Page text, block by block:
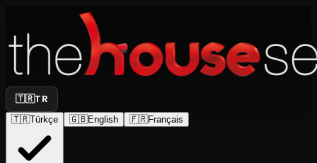
🇹🇷TR
🇹🇷Türkçe 🇬🇧English 🇫🇷Français